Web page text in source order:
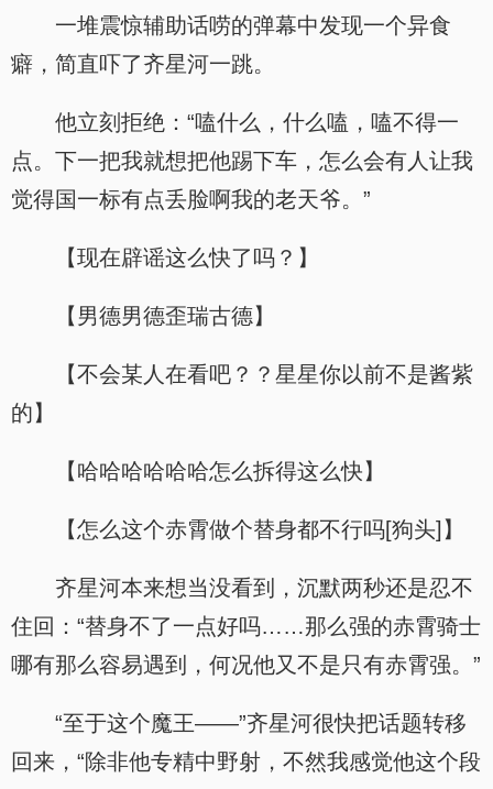
一堆震惊辅助话唠的弹幕中发现一个异食
癖，简直吓了齐星河一跳。
他立刻拒绝：“嗑什么，什么嗑，嗑不得一
点。下一把我就想把他踢下车，怎么会有人让我
觉得国一标有点丢脸啊我的老天爷。”
【现在辟谣这么快了吗？】
【男德男德歪瑞古德】
【不会某人在看吧？？星星你以前不是酱紫
的】
【哈哈哈哈哈哈怎么拆得这么快】
【怎么这个赤霄做个替身都不行吗[狗头]】
齐星河本来想当没看到，沉默两秒还是忍不
住回：“替身不了一点好吗……那么强的赤霄骑士
哪有那么容易遇到，何况他又不是只有赤霄强。”
“至于这个魔王——”齐星河很快把话题转移
回来，“除非他专精中野射，不然我感觉他这个段